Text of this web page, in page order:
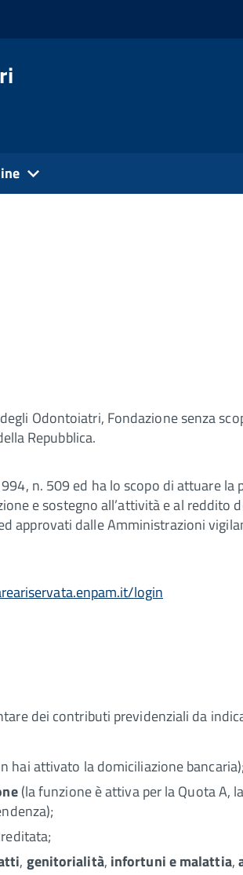
Odontoiatri, Fondazione senza
Repubblica.
n. 509 ed ha lo scopo di attuare la
e sostegno all’attività e al
approvati dalle Amministrazioni
login
dei contributi previdenziali da
hai attivato la domiciliazione bancaria);
(la funzione è attiva per la Quota A,
, genitorialità, infortuni e malattia,